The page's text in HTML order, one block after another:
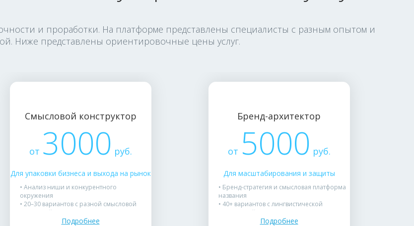
и проработки. На платформе представлены специалисты с разным опытом и
Ниже представлены ориентировочные цены услуг.
Смысловой конструктор
от 3000 руб.
Для упаковки бизнеса и выхода на рынок
• Анализ ниши и конкурентного
окружения
• 20–30 вариантов с разной смысловой
структурой
• Фоносмысловой анализ и проверка на
Подробнее
Бренд-архитектор
от 5000 руб.
Для масштабирования и защиты
• Бренд-стратегия и смысловая платформа
названия
• 40+ вариантов с лингвистической
экспертизой
• Проверка по базам Роспатента и
Подробнее